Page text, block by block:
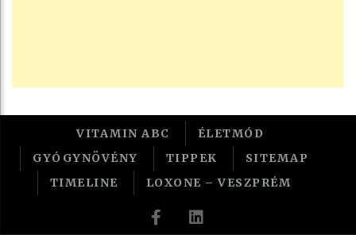
VITAMIN ABC
ÉLETMÓD
GYÓGYNÖVÉNY
TIPPEK
SITEMAP
TIMELINE
LOXONE – VESZPRÉM